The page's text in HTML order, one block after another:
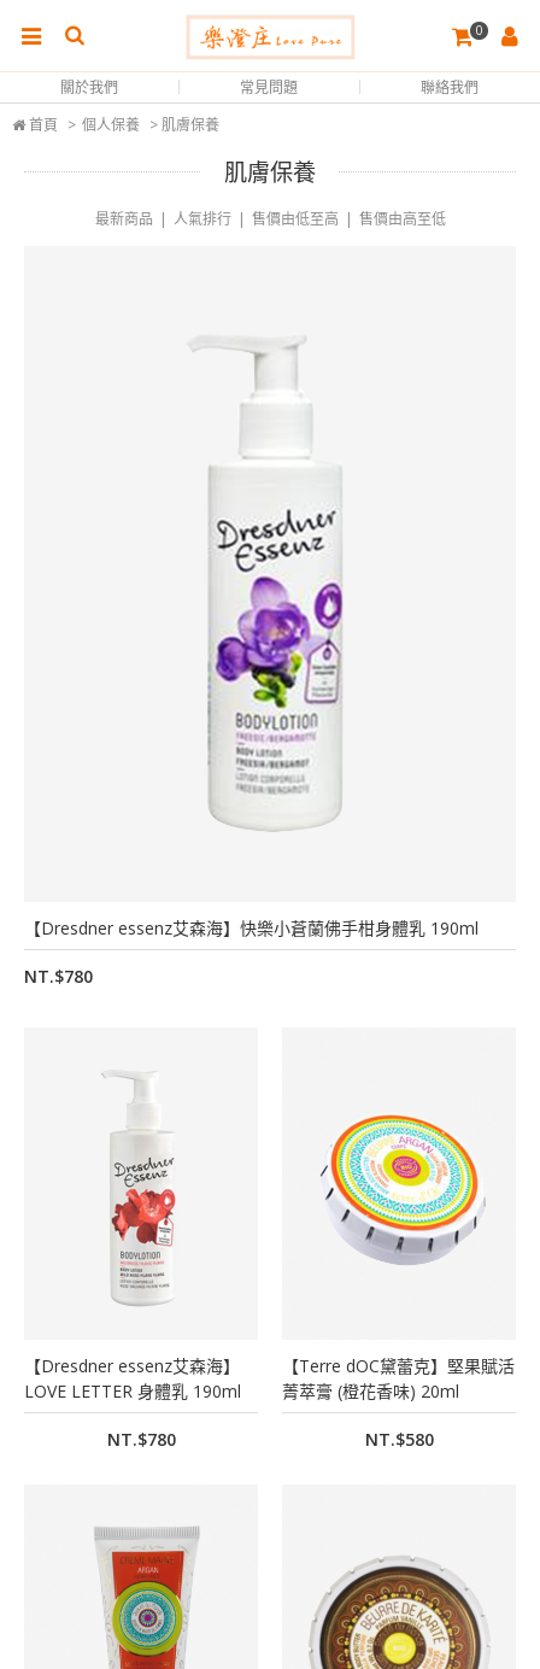
0
關於我們 常見問題
聯絡我們
首頁 > 個人保養 > 肌膚保養
肌膚保養
最新商品 | 人氣排行 | 售價由低至高 | 售價由高至低
【Dresdner essenz艾森海】快樂小蒼蘭佛手柑身體乳 190ml
NT.$780
【Dresdner essenz艾森海】
LOVE LETTER 身體乳 190ml
NT.$780
【Terre dOC黛蕾克】堅果賦活
菁萃膏 (橙花香味) 20ml
NT.$580